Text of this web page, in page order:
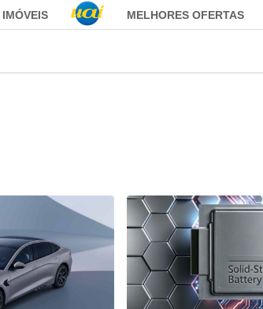
IMÓVEIS MELHORES OFERTAS